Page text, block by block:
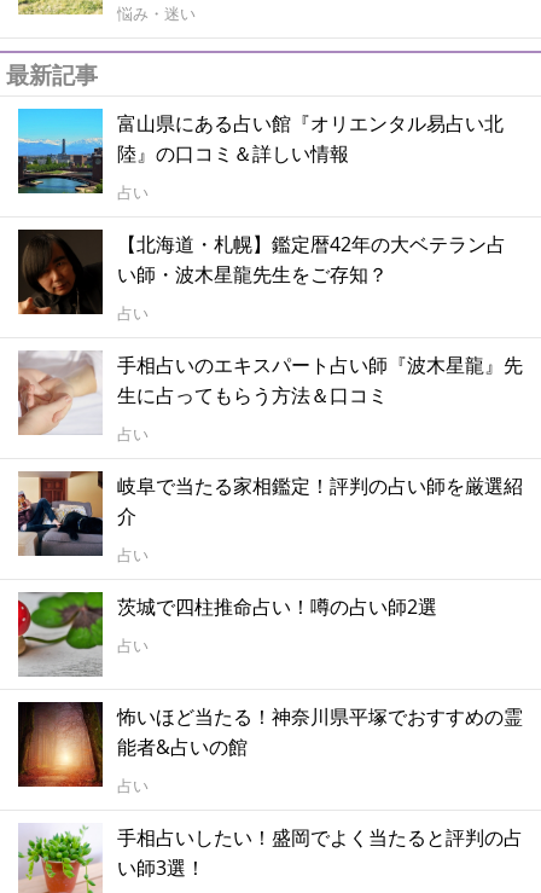
悩み・迷い
最新記事
富山県にある占い館『オリエンタル易占い北
陸』の口コミ＆詳しい情報
占い
【北海道・札幌】鑑定暦42年の大ベテラン占
い師・波木星龍先生をご存知？
占い
手相占いのエキスパート占い師『波木星龍』先
生に占ってもらう方法＆口コミ
占い
岐阜で当たる家相鑑定！評判の占い師を厳選紹
介
占い
茨城で四柱推命占い！噂の占い師2選
占い
怖いほど当たる！神奈川県平塚でおすすめの霊
能者&占いの館
占い
手相占いしたい！盛岡でよく当たると評判の占
い師3選！